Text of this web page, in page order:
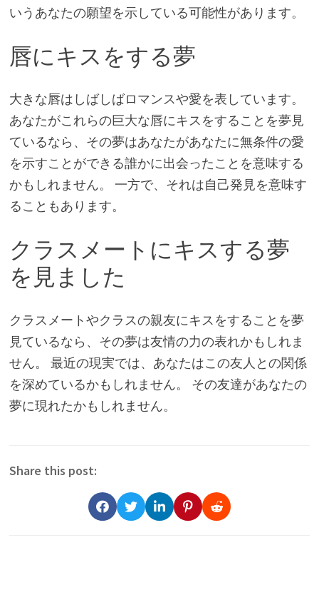
いうあなたの願望を示している可能性があります。
唇にキスをする夢
大きな唇はしばしばロマンスや愛を表しています。
あなたがこれらの巨大な唇にキスをすることを夢見
ているなら、その夢はあなたがあなたに無条件の愛
を示すことができる誰かに出会ったことを意味する
かもしれません。 一方で、それは自己発見を意味す
ることもあります。
クラスメートにキスする夢
を見ました
クラスメートやクラスの親友にキスをすることを夢
見ているなら、その夢は友情の力の表れかもしれま
せん。 最近の現実では、あなたはこの友人との関係
を深めているかもしれません。 その友達があなたの
夢に現れたかもしれません。
Share this post: